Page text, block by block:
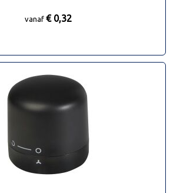
vanaf € 0,32